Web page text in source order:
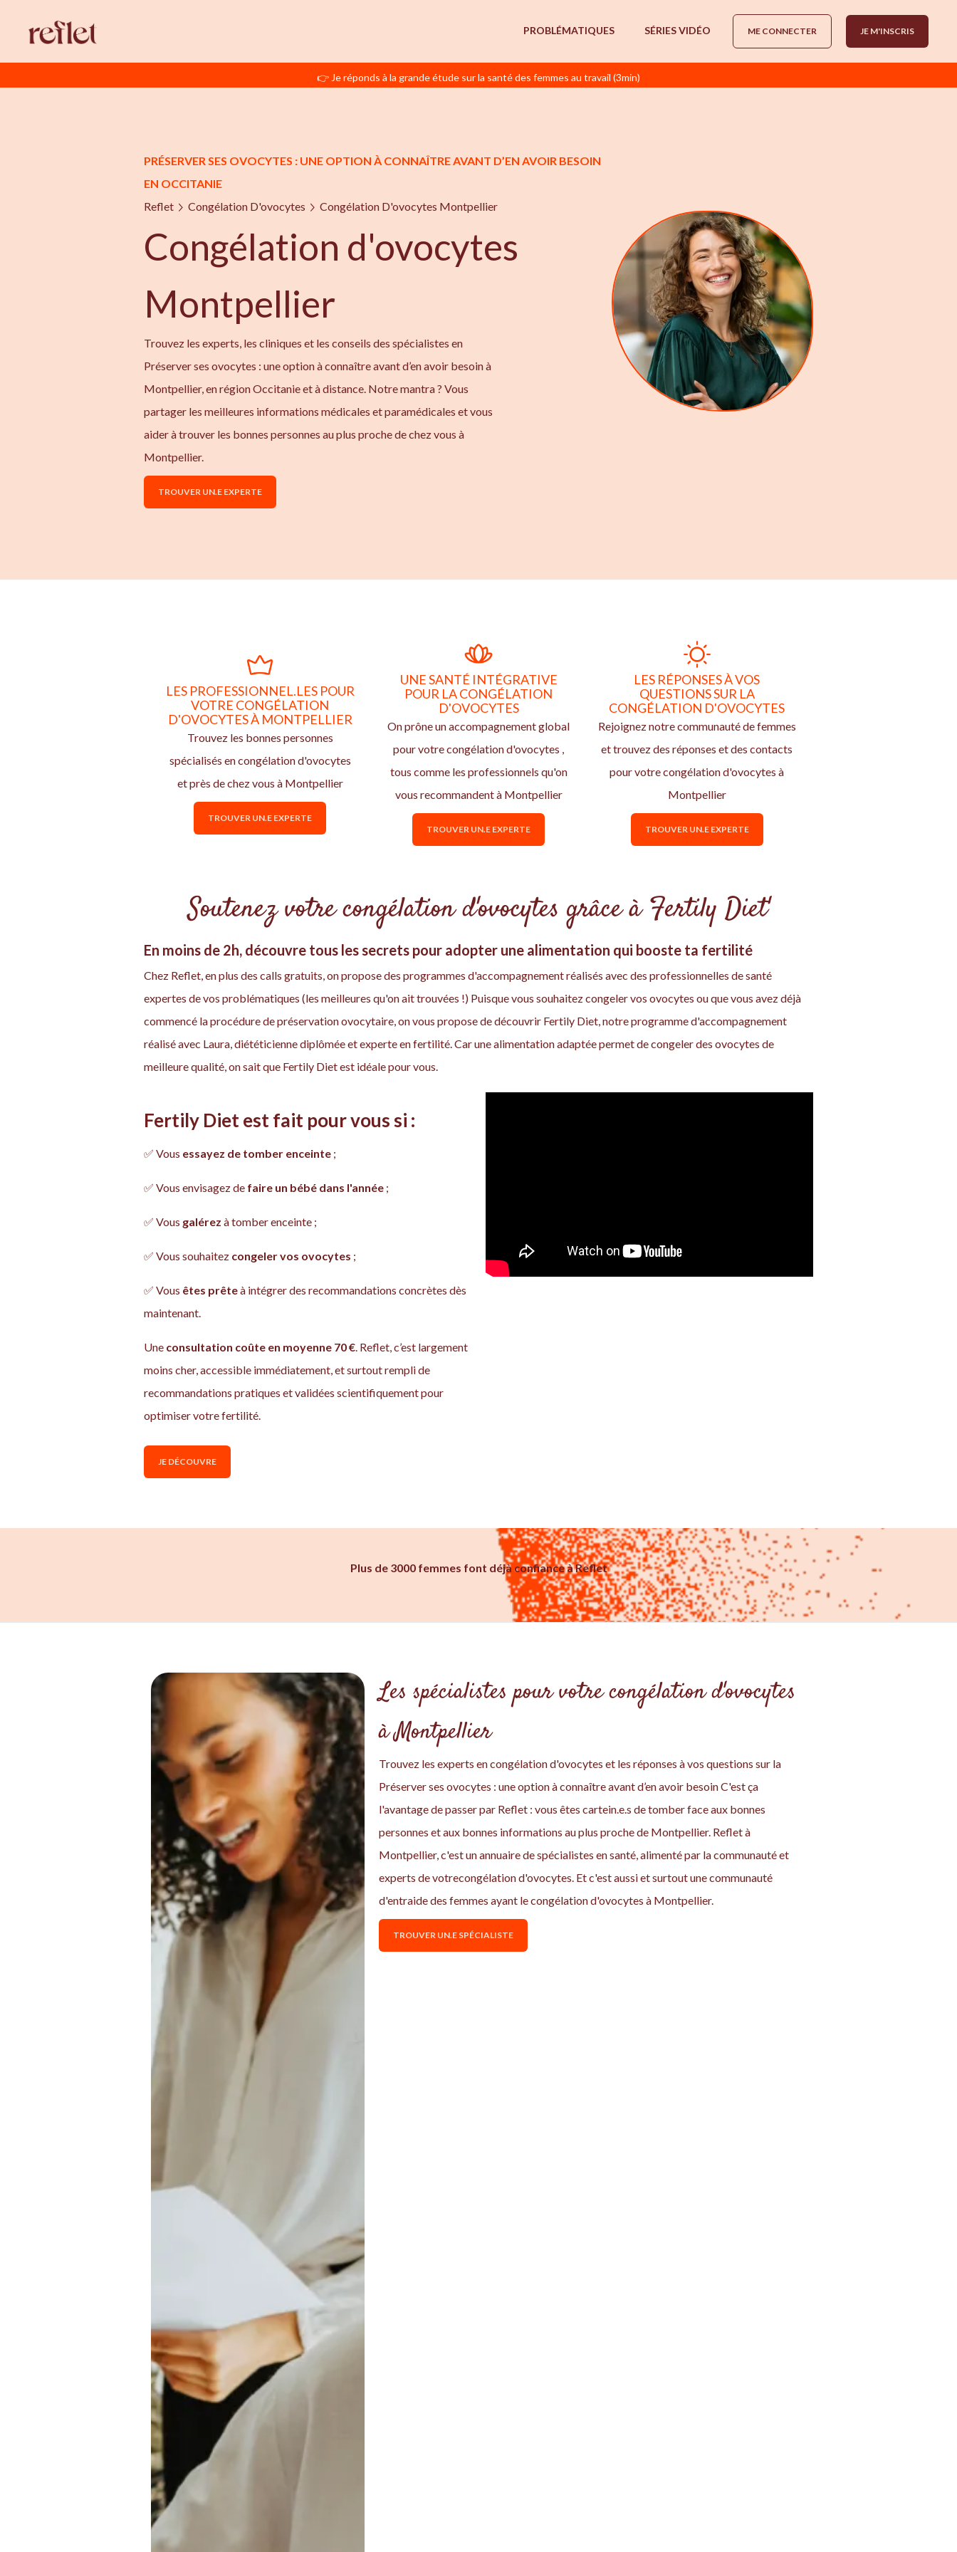
PROBLÉMATIQUES SÉRIES VIDÉO ME CONNECTER JE M'INSCRIS
👉 Je réponds à la grande étude sur la santé des femmes au travail (3min)
PRÉSERVER SES OVOCYTES : UNE OPTION À CONNAÎTRE AVANT D’EN AVOIR BESOIN
EN OCCITANIE
Reflet
Congélation D'ovocytes Congélation D'ovocytes Montpellier
Congélation d'ovocytes
Montpellier
Trouvez les experts, les cliniques et les conseils des spécialistes en
Préserver ses ovocytes : une option à connaître avant d’en avoir besoin à
Montpellier, en région Occitanie et à distance. Notre mantra ? Vous
partager les meilleures informations médicales et paramédicales et vous
aider à trouver les bonnes personnes au plus proche de chez vous à
Montpellier.
TROUVER UN.E EXPERTE
LES PROFESSIONNEL.LES POUR
VOTRE CONGÉLATION
D'OVOCYTES À MONTPELLIER
Trouvez les bonnes personnes
spécialisés en congélation d'ovocytes
et près de chez vous à Montpellier
TROUVER UN.E EXPERTE
UNE SANTÉ INTÉGRATIVE
POUR LA CONGÉLATION
D'OVOCYTES
On prône un accompagnement global
pour votre congélation d'ovocytes ,
tous comme les professionnels qu'on
vous recommandent à Montpellier
TROUVER UN.E EXPERTE
LES RÉPONSES À VOS
QUESTIONS SUR LA
CONGÉLATION D'OVOCYTES
Rejoignez notre communauté de femmes
et trouvez des réponses et des contacts
pour votre congélation d'ovocytes à
Montpellier
TROUVER UN.E EXPERTE
Soutenez votre congélation d'ovocytes grâce à Fertily Diet'
En moins de 2h, découvre tous les secrets pour adopter une alimentation qui booste ta fertilité
Chez Reflet, en plus des calls gratuits, on propose des programmes d'accompagnement réalisés avec des professionnelles de santé
expertes de vos problématiques (les meilleures qu'on ait trouvées !) Puisque vous souhaitez congeler vos ovocytes ou que vous avez déjà
commencé la procédure de préservation ovocytaire, on vous propose de découvrir Fertily Diet, notre programme d'accompagnement
réalisé avec Laura, diététicienne diplômée et experte en fertilité. Car une alimentation adaptée permet de congeler des ovocytes de
meilleure qualité, on sait que Fertily Diet est idéale pour vous.
Fertily Diet est fait pour vous si :
✅ Vous essayez de tomber enceinte ;
✅ Vous envisagez de faire un bébé dans l'année ;
✅ Vous galérez à tomber enceinte ;
✅ Vous souhaitez congeler vos ovocytes ;
✅ Vous êtes prêteà intégrer des recommandations concrètes dès
maintenant.
Une consultation coûte en moyenne 70 €. Reflet, c’est largement
moins cher, accessible immédiatement, et surtout rempli de
recommandations pratiques et validées scientifiquement pour
optimiser votre fertilité.
JE DÉCOUVRE
Plus de 3000 femmes font déjà confiance à Reflet
Les spécialistes pour votre congélation d'ovocytes
à Montpellier
Trouvez les experts en congélation d'ovocytes et les réponses à vos questions sur la
Préserver ses ovocytes : une option à connaître avant d’en avoir besoin C'est ça
l'avantage de passer par Reflet : vous êtes cartein.e.s de tomber face aux bonnes
personnes et aux bonnes informations au plus proche de Montpellier. Reflet à
Montpellier, c'est un annuaire de spécialistes en santé, alimenté par la communauté et
experts de votrecongélation d'ovocytes. Et c'est aussi et surtout une communauté
d'entraide des femmes ayant le congélation d'ovocytes à Montpellier.
TROUVER UN.E SPÉCIALISTE